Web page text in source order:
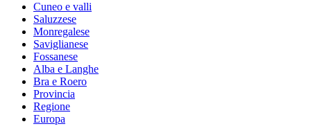
Cuneo e valli
Saluzzese
Monregalese
Saviglianese
Fossanese
Alba e Langhe
Bra e Roero
Provincia
Regione
Europa